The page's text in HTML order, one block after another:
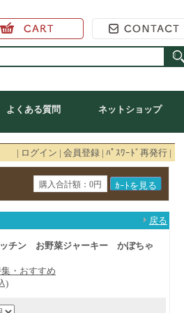
よくある質問 ネットショップ
| ログイン | 会員登録 | ﾊﾟｽﾜｰﾄﾞ再発行 |
購入合計額：0円
戻る
チン お野菜ジャーキー かぼちゃ
・おすすめ
)